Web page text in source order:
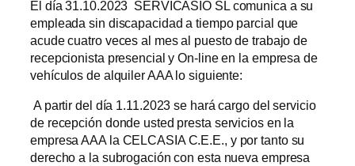
El día 31.10.2023 SERVICASIO SL comunica a su
empleada sin discapacidad a tiempo parcial que
acude cuatro veces al mes al puesto de trabajo de
recepcionista presencial y On-line en la empresa de
vehículos de alquiler AAA lo siguiente:
A partir del día 1.11.2023 se hará cargo del servicio
de recepción donde usted presta servicios en la
empresa AAA la CELCASIA C.E.E., y por tanto su
derecho a la subrogación con esta nueva empresa